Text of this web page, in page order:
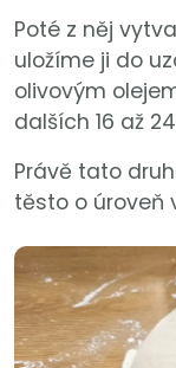
Poté z něj
uložíme ji do
olivovým
dalších 16 až
Právě tato
těsto o úroveň